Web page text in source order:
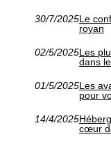
30/7/2025Le
royan
02/5/2025Les
dans
01/5/2025Les
pour
14/4/2025
cœur